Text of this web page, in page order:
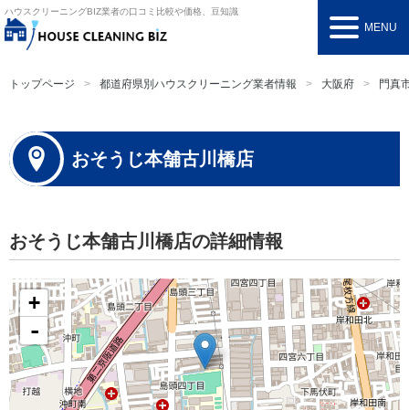
ハウスクリーニングBIZ業者の口コミ比較や価格、豆知識
MENU
トップページ 都道府県別ハウスクリーニング業者情報 大阪府 門真
おそうじ本舗古川橋店
おそうじ本舗古川橋店の詳細情報
+
-